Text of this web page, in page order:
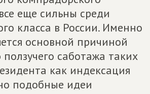
еще сильны среди
класса в России. Именно
основной причиной
саботажа таких
как индексация
подобные идеи